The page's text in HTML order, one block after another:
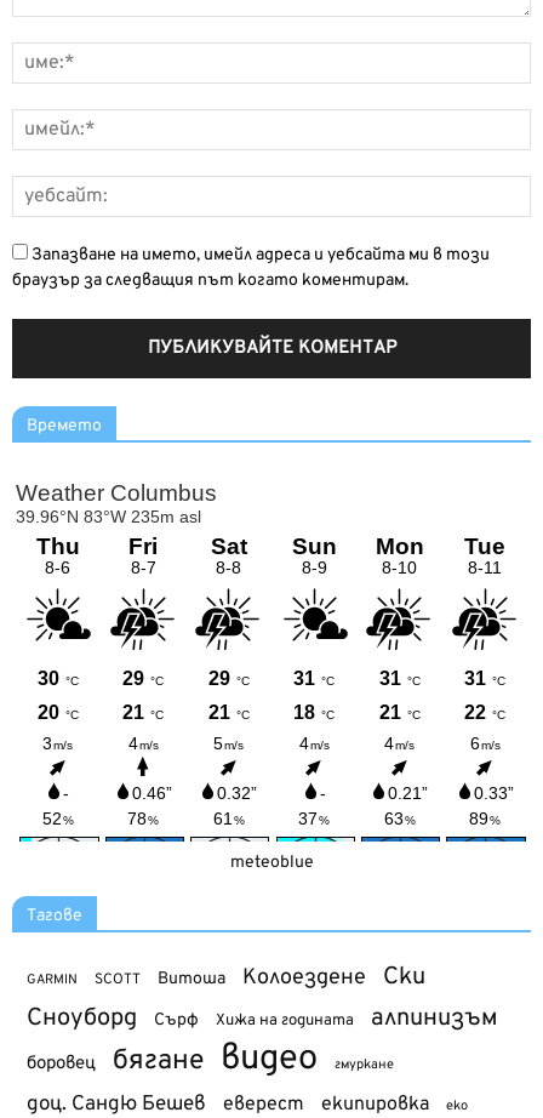
Запазване на името, имейл адреса и уебсайта ми в този
браузър за следващия път когато коментирам.
Времето
meteoblue
Тагове
GARMIN SCOTT Витоша Колоездене Ски
Сноуборд Сърф Хижа на годината алпинизъм
боровец бягане видео гмуркане
доц. Сандю Бешев еверест екипировка еко